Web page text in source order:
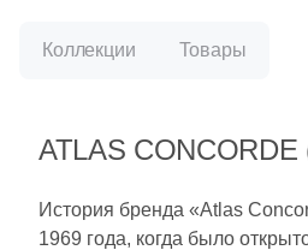
Камень
Бетон
Коллекции Товары
ATLAS CONCORDE
История бренда «Atlas
1969 года, когда было